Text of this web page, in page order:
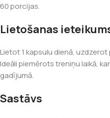
60 porcijas.
Lietošanas
Lietot 1 kapsulu dienā,
Ideāli piemērots treniņu laikā,
gadījumā.
Sastāvs